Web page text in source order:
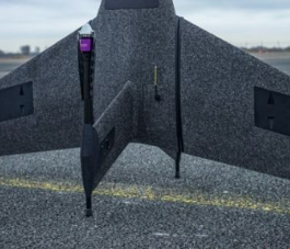
nivelul următor.